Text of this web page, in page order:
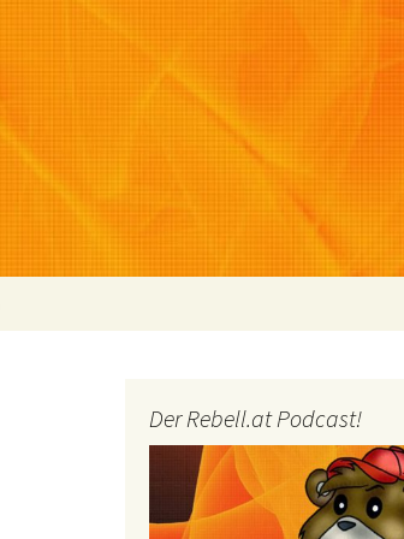
Der Rebell.at Podcast!